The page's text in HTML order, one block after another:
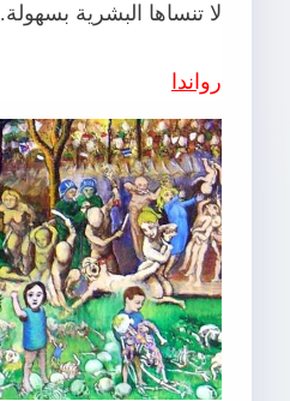
لا تنساها البشرية بسهولة.
رواندا